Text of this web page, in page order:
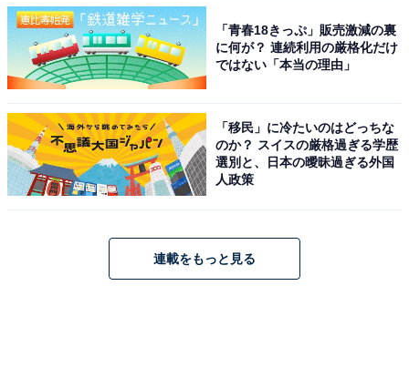
「青春18きっぷ」販売激減の裏
に何が？ 連続利用の厳格化だけ
ではない「本当の理由」
「移民」に冷たいのはどっちな
のか？ スイスの厳格過ぎる学歴
選別と、日本の曖昧過ぎる外国
人政策
連載をもっと見る